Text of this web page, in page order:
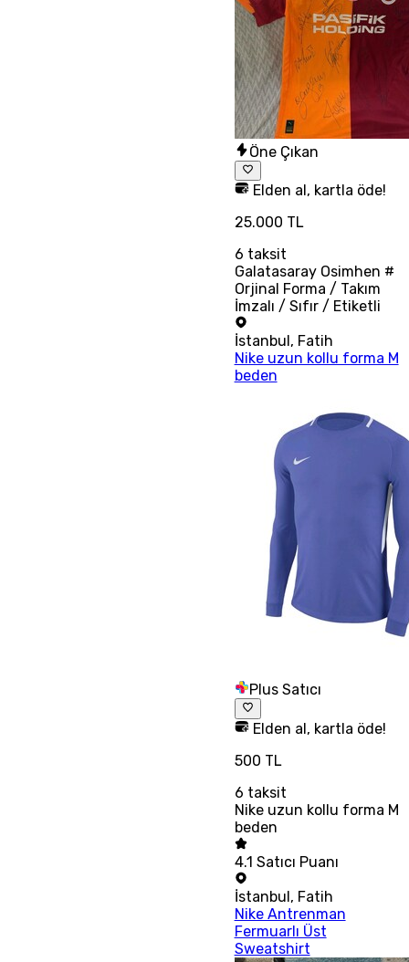
Öne Çıkan
Elden al, kartla öde!
25.000 TL
6 taksit
Galatasaray Osimhen #
Orjinal Forma / Takım
İmzalı / Sıfır / Etiketli
İstanbul , Fatih
Nike uzun kollu forma M
beden
Plus Satıcı
Elden al, kartla öde!
500 TL
6 taksit
Nike uzun kollu forma M
beden
4.1 Satıcı Puanı
İstanbul, Fatih
Nike Antrenman
Fermuarlı Üst
Sweatshirt